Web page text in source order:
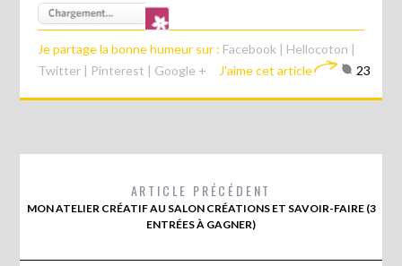
Je partage la bonne humeur sur : Facebook | Hellocoton |
Twitter | Pinterest | Google + J'aime cet article 23
ARTICLE PRÉCÉDENT
MON ATELIER CRÉATIF AU SALON CRÉATIONS ET SAVOIR-FAIRE (3
ENTRÉES À GAGNER)